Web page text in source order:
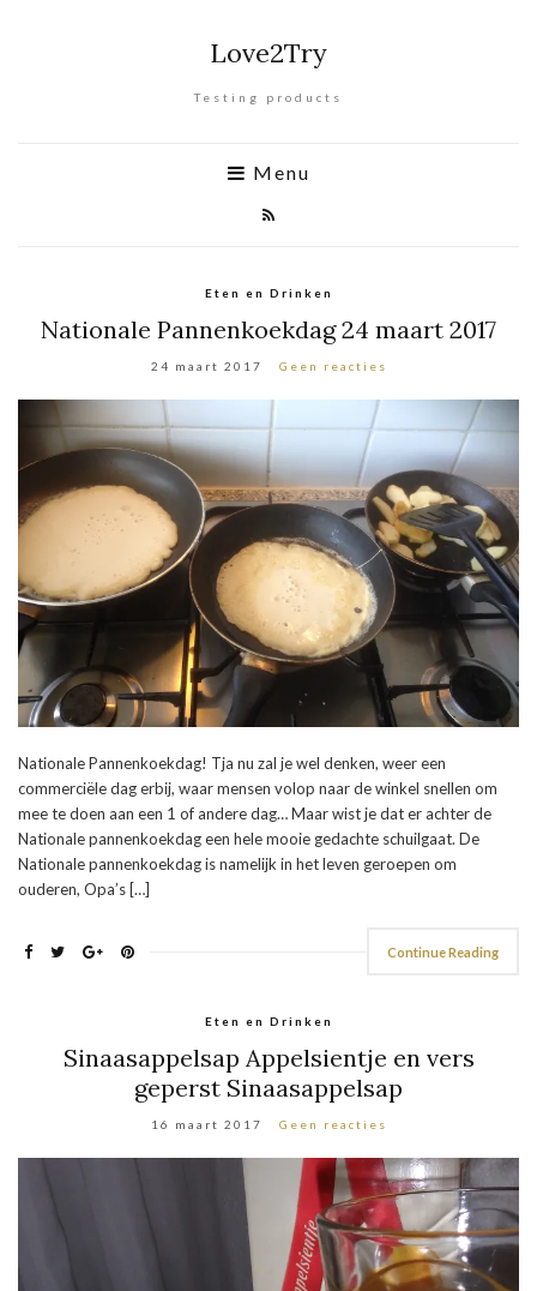
Love2Try
Testing products
Menu
Eten en Drinken
Nationale Pannenkoekdag 24 maart 2017
24 maart 2017 Geen reacties
Nationale Pannenkoekdag! Tja nu zal je wel denken, weer een
commerciële dag erbij, waar mensen volop naar de winkel snellen om
mee te doen aan een 1 of andere dag… Maar wist je dat er achter de
Nationale pannenkoekdag een hele mooie gedachte schuilgaat. De
Nationale pannenkoekdag is namelijk in het leven geroepen om
ouderen, Opa’s […]
Continue Reading
Eten en Drinken
Sinaasappelsap Appelsientje en vers
geperst Sinaasappelsap
16 maart 2017 Geen reacties